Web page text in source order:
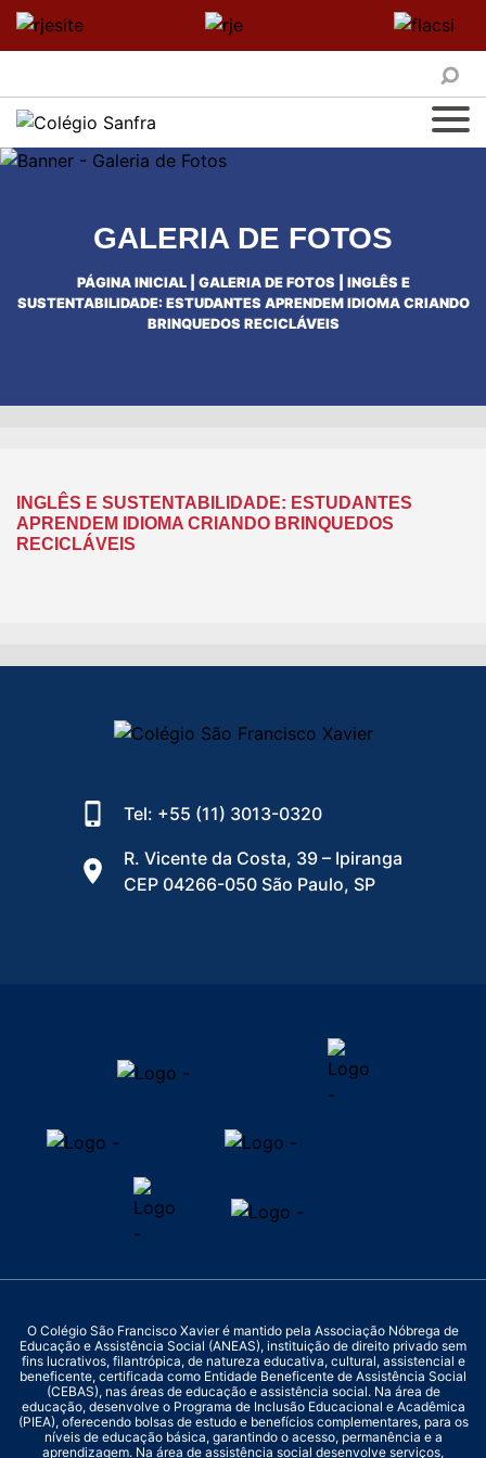
GALERIA DE FOTOS
PÁGINA INICIAL| GALERIA DE FOTOS
INGLÊS E
SUSTENTABILIDADE: ESTUDANTES APRENDEM IDIOMA CRIANDO
BRINQUEDOS RECICLÁVEIS
INGLÊS E SUSTENTABILIDADE: ESTUDANTES
APRENDEM IDIOMA CRIANDO BRINQUEDOS
RECICLÁVEIS
Tel: +55 (11) 3013-0320
R. Vicente da Costa, 39 – Ipiranga
CEP 04266-050 São Paulo, SP
O Colégio São Francisco Xavier é mantido pela Associação Nóbrega de
Educação e Assistência Social (ANEAS), instituição de direito privado sem
fins lucrativos, filantrópica, de natureza educativa, cultural, assistencial e
beneficente, certificada como Entidade Beneficente de Assistência Social
(CEBAS), nas áreas de educação e assistência social. Na área de
educação, desenvolve o Programa de Inclusão Educacional e Acadêmica
(PIEA), oferecendo bolsas de estudo e benefícios complementares, para os
níveis de educação básica, garantindo o acesso, permanência e a
aprendizagem. Na área de assistência social desenvolve serviços,